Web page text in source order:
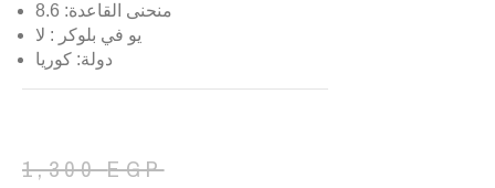
منحنى القاعدة: 8.6
يو في بلوكر : لا
دولة: كوريا
1,300EGP